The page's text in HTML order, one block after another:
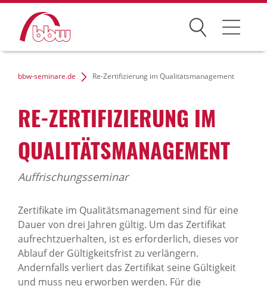
Suchen
Weiterbildung
Förderungen
Projekte
News Archiv
bbw-seminare.de Re-Zertifizierung im Qualitätsmanagement
RE-ZERTIFIZIERUNG IM
QUALITÄTSMANAGEMENT
Auffrischungsseminar
Zertifikate im Qualitätsmanagement sind für eine
Dauer von drei Jahren gültig. Um das Zertifikat
aufrechtzuerhalten, ist es erforderlich, dieses vor
Ablauf der Gültigkeitsfrist zu verlängern.
Andernfalls verliert das Zertifikat seine Gültigkeit
und muss neu erworben werden. Für die